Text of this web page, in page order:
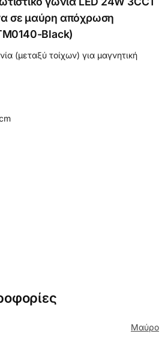
σε μαύρη απόχρωση
Black)
(μεταξύ τοίχων) για μαγνητική
Μαύρο